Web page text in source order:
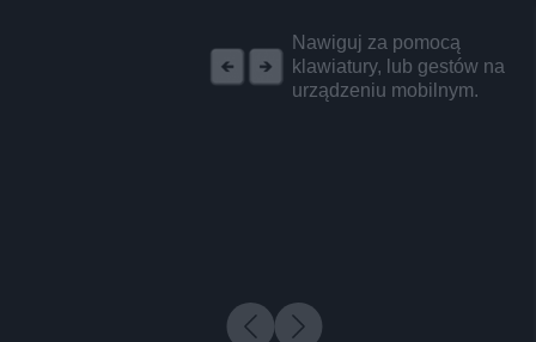
Nawiguj za pomocą
klawiatury, lub gestów na
urządzeniu mobilnym.